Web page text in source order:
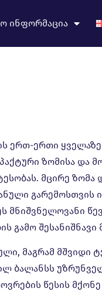
ინფორმაცია
ერთ-ერთი
ზომისა და
მცირე ზომა
გარემოსთვის
მნიშვნელოვანი
გამო შესანიშნავი
მაგრამ მშვიდი
ბალანსს
წესის მქონე